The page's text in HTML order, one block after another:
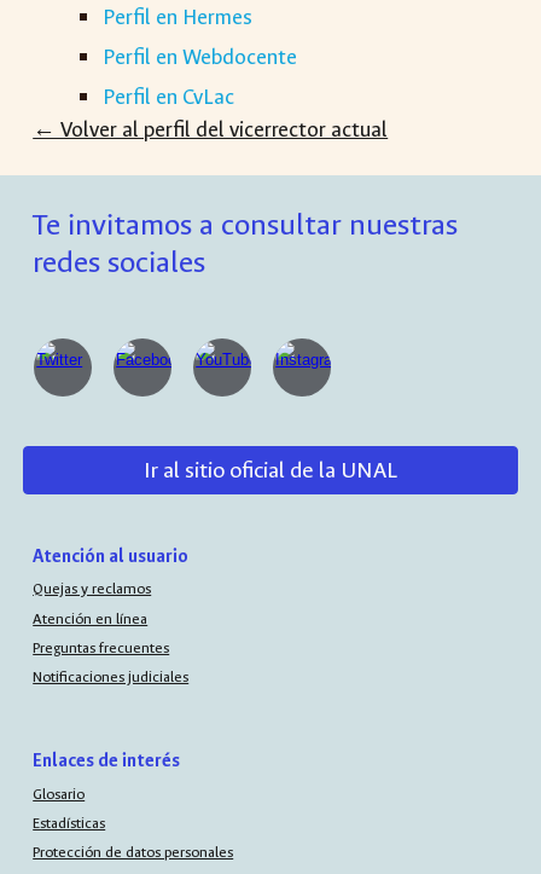
Perfil en Hermes
Perfil en Webdocente
Perfil en CvLac
← Volver al perfil del vicerrector actual
Te invitamos a consultar nuestras
redes sociales
Ir al sitio oficial de la UNAL
Atención al usuario
Quejas y reclamos
Atención en línea
Preguntas frecuentes
Notificaciones judiciales
Enlaces de interés
Glosario
Estadísticas
Protección de datos personales